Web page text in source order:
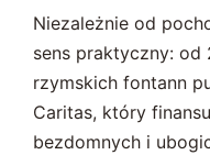
Niezależnie od
sens praktyczny:
rzymskich fontann
Caritas, który
bezdomnych i